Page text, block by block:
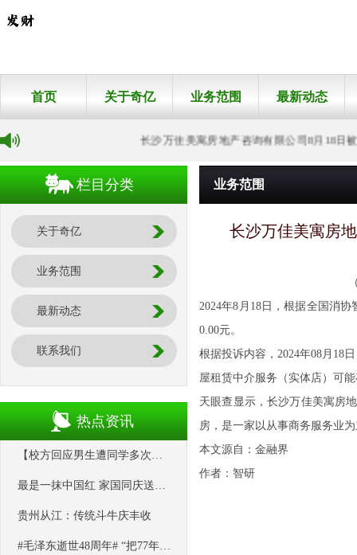
首页 关于奇亿 业务范围 最新动态
长沙万佳美寓房地产咨询有限公司8月18日被
栏目分类
关于奇亿
业务范围
最新动态
联系我们
热点资讯
【校方回应男生遭同学多次用板凳砸头】 9月27日，河南鹤壁。多条视频
最是一抹中国红 家国同庆送祝福
贵州从江：传统斗牛庆丰收
#毛泽东逝世48周年# “把77年都只生活在农村的奶奶带到北京看一眼
业务范围
长沙万佳美寓房
2024年8月18日，根据全国消
0.00元。
根据投诉内容，2024年08月18
屋租赁中介服务（实体店）可
天眼查显示，长沙万佳美寓房
房，是一家以从事商务服务业
本文源自：金融界
作者：智研